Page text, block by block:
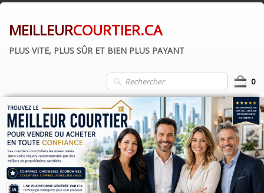
MEILLEURCOURTIER.CA
PLUS VITE, PLUS SÛR ET BIEN PLUS PAYANT
0